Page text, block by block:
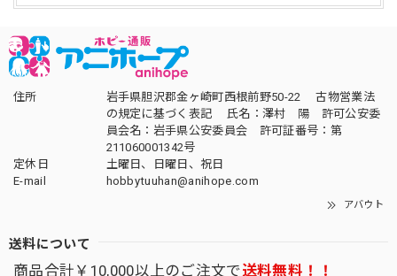
住所
岩手県胆沢郡金ヶ崎町西根前野50-22 古物営業法
の規定に基づく表記 氏名：澤村 陽 許可公安委
員会名：岩手県公安委員会 許可証番号：第
211060001342号
定休日
土曜日、日曜日、祝日
E-mail
hobbytuuhan@anihope.com
アバウト
送料について
商品合計￥10,000以上のご注文で送料無料！！